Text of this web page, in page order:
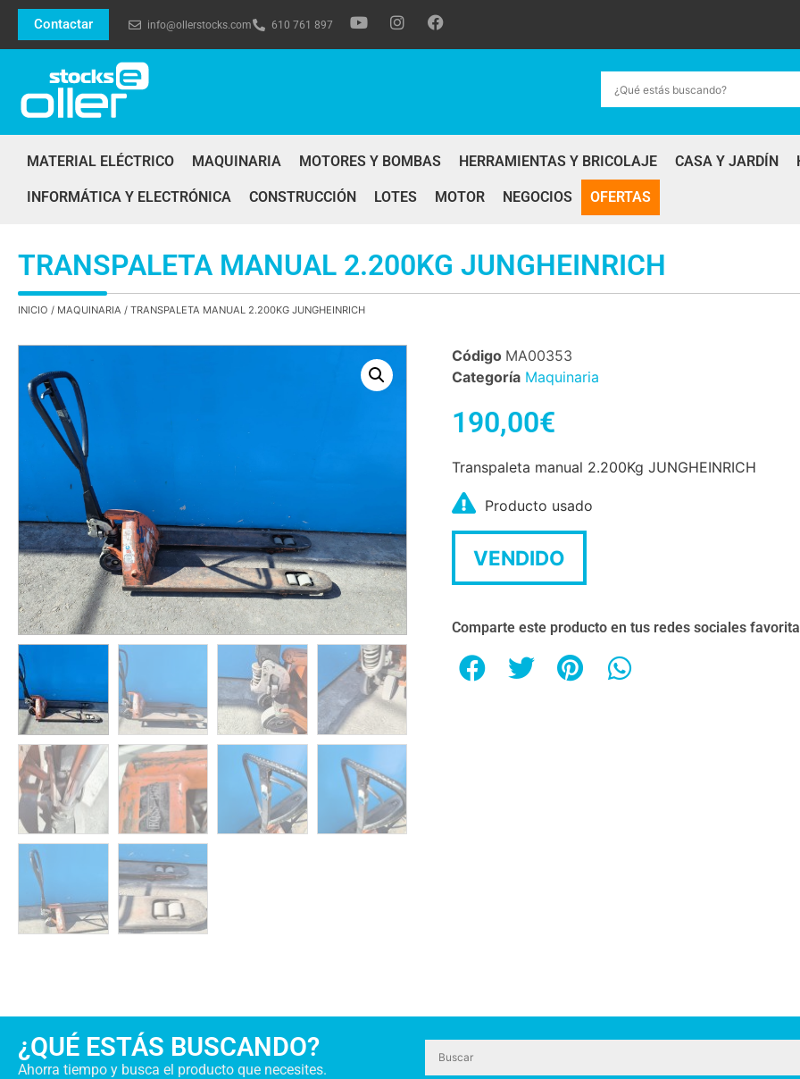
Contactar info@ollerstocks.com 610 761 897
MATERIAL ELÉCTRICO MAQUINARIA MOTORES Y BOMBAS HERRAMIENTAS Y BRICOLAJE CASA Y JARDÍN
INFORMÁTICA Y ELECTRÓNICA CONSTRUCCIÓN LOTES MOTOR NEGOCIOS OFERTAS
TRANSPALETA MANUAL 2.200KG JUNGHEINRICH
INICIO / MAQUINARIA / TRANSPALETA MANUAL 2.200KG JUNGHEINRICH
Código MA00353
Categoría Maquinaria
190,00€
Transpaleta manual 2.200Kg JUNGHEINRICH
Producto usado
VENDIDO
Comparte este producto en tus redes sociales
¿QUÉ ESTÁS BUSCANDO?
Ahorra tiempo y busca el producto que necesites.